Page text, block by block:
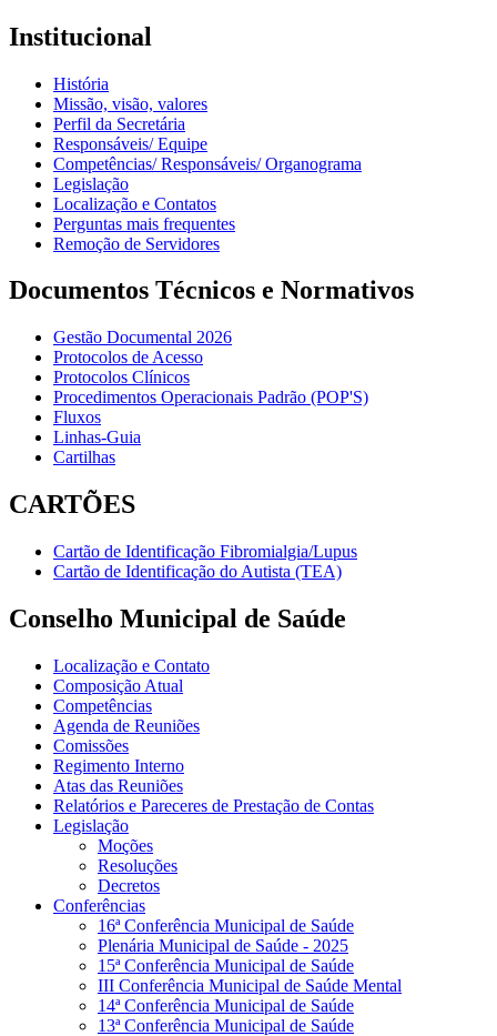
Institucional
História
Missão, visão, valores
Perfil da Secretária
Responsáveis/ Equipe
Competências/ Responsáveis/ Organograma
Legislação
Localização e Contatos
Perguntas mais frequentes
Remoção de Servidores
Documentos Técnicos e Normativos
Gestão Documental 2026
Protocolos de Acesso
Protocolos Clínicos
Procedimentos Operacionais Padrão (POP'S)
Fluxos
Linhas-Guia
Cartilhas
CARTÕES
Cartão de Identificação Fibromialgia/Lupus
Cartão de Identificação do Autista (TEA)
Conselho Municipal de Saúde
Localização e Contato
Composição Atual
Competências
Agenda de Reuniões
Comissões
Regimento Interno
Atas das Reuniões
Relatórios e Pareceres de Prestação de Contas
Legislação
Moções
Resoluções
Decretos
Conferências
16ª Conferência Municipal de Saúde
Plenária Municipal de Saúde - 2025
15ª Conferência Municipal de Saúde
III Conferência Municipal de Saúde Mental
14ª Conferência Municipal de Saúde
13ª Conferência Municipal de Saúde